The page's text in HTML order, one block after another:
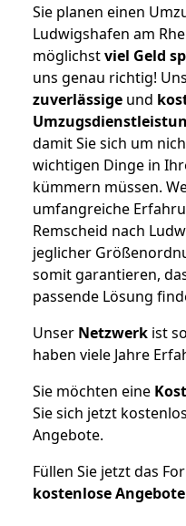
Sie planen einen
Ludwigshafen am
möglichstviel Geld
uns genau richtig!
zuverlässige und
damit Sie sich um
wichtigen Dinge in
kümmern müssen.
umfangreiche
Remscheid nach
jeglicher
somit garantieren,
passende Lösung
Unser Netzwerk ist
haben viele Jahre
Sie möchten eine
Sie sich jetzt
Angebote.
Füllen Sie jetzt das
kostenlose